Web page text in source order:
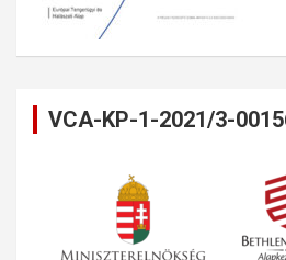
VCA-KP-1-2021/3-